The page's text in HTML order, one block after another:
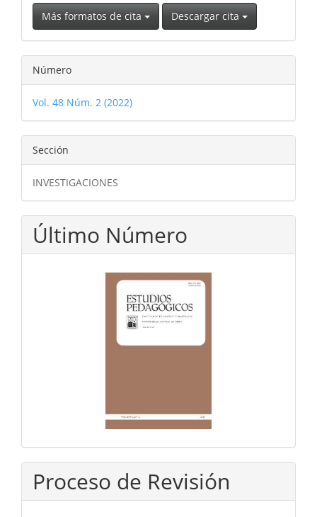
Más formatos de cita Descargar cita
Número
Vol. 48 Núm. 2 (2022)
Sección
INVESTIGACIONES
Último Número
Proceso de Revisión